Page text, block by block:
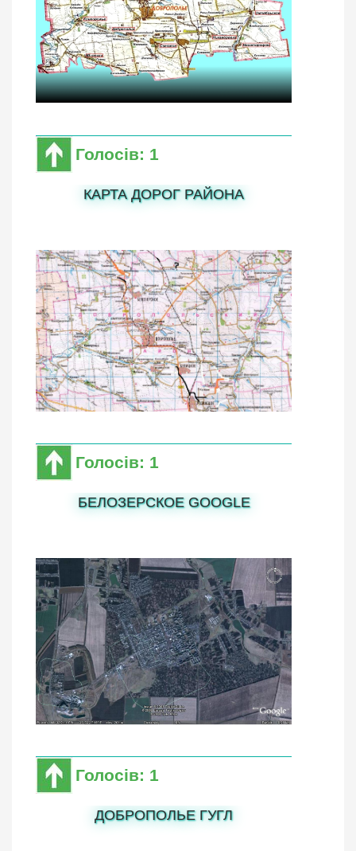
Голосів: 1
КАРТА ДОРОГ РАЙОНА
Голосів: 1
БЕЛОЗЕРСКОЕ GOOGLE
Голосів: 1
ДОБРОПОЛЬЕ ГУГЛ